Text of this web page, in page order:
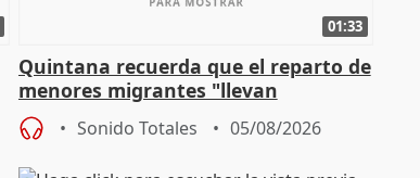
01:33
Quintana recuerda que el reparto de
menores migrantes "llevan
aportación del Gobierno" central
Sonido Totales 05/08/2026